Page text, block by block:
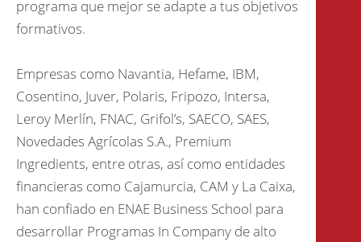
programa que mejor se adapte a tus objetivos
formativos.
Empresas como Navantia, Hefame, IBM,
Cosentino, Juver, Polaris, Fripozo, Intersa,
Leroy Merlín, FNAC, Grifol’s, SAECO, SAES,
Novedades Agrícolas S.A., Premium
Ingredients, entre otras, así como entidades
financieras como Cajamurcia, CAM y La Caixa,
han confiado en ENAE Business School para
desarrollar Programas In Company de alto